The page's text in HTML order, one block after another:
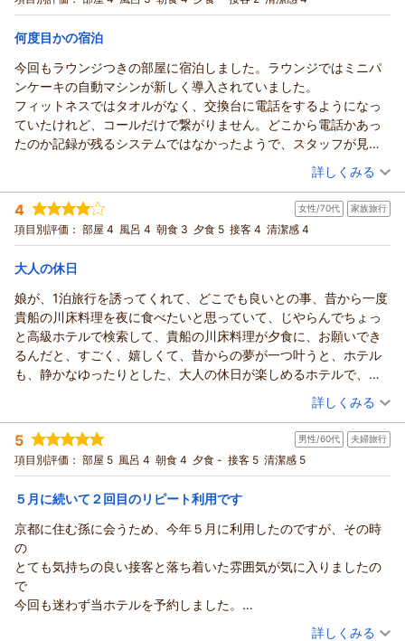
包まれる京都リゾート～（朝食付き）
ツイン 朝のみ
宿泊価格帯： 10,001～11,000円(大人一人あたり/税込)
ザ・プリンス 京都宝ヶ池、オートグラフコレクションからの返信
この度はザ・プリンス 京都宝ヶ池をご利用いただきまして誠に
ありがとうございました。周辺の観光名所やご滞在をお楽しみ
いただけたとのこと、またスタッフ対応について、温かいお言
葉を拝読し、スタッフ一同大変嬉しく存じます。今後もより一
層、お客様にご満足いただけるホテルを目指し、精進してまい
ります。またのご来館を心よりお待ち申し上げております。
（返信日：2026/07/20）
何度目かの宿泊
今回もラウンジつきの部屋に宿泊しました。ラウンジではミニパ
ンケーキの自動マシンが新しく導入されていました。
フィットネスではタオルがなく、交換台に電話をするようになっ
ていたけれど、コールだけで繋がりません。どこから電話かあっ
たのか記録が残るシステムではなかったようで、スタッフが見に
きとくれることはなく、最終的には再度電話して持ってきてもら
（投稿日：2026/07/18）
宿泊時期： 2026年07月宿泊 (夫婦旅行)
投稿者： きみちゃんさん
宿泊プラン： 【じゃらんスペシャルウィーク】～初夏から紅葉まで。自然に
包まれる京都リゾート～（ラウンジ朝食付き）
ツイン 朝のみ
宿泊価格帯：
ザ・プリンス 京都宝ヶ池、オートグラフコレクションからの返信
この度はザ・プリンス 京都宝ヶ池にご宿泊いただき、誠にあり
がとうございます。また、お忙しい中アンケートにご回答いた
だきましたこと、心より御礼申し上げます。クラブラウンジの
パンケーキマシンについて、お寄せいただきましたご評価を大
変嬉しく拝読いたしました。一方で、フィットネスルームのタ
オル補充や電話対応について、いただいたお声を真摯に受け止
め、各署と連携し改善に努めてまいります。今後もお客様に快
適で心地よいご滞在をお楽しみいただけますよう、より一層努
めてまいります。またのお越しをスタッフ一同、心よりお待ち
申しあげております。
詳しくみる
4 女性/70代 家族旅行
項目別評価： 部屋 4 風呂 4 朝食 3 夕食 5 接客 4 清潔感 4
大人の休日
娘が、1泊旅行を誘ってくれて、どこでも良いとの事、昔から一度
貴船の川床料理を夜に食べたいと思っていて、じやらんでちょっ
と高級ホテルで検索して、貴船の川床料理が夕食に、お願いでき
るんだと、すごく、嬉しくて、昔からの夢が一つ叶うと、ホテル
も、静かなゆったりとした、大人の休日が楽しめるホテルで、貴
船のひろやさんのもてなしもお料理の美しいのも、感動、凄い良
い休日を楽しめました。娘も凄く喜んで又行きたいと、ほんとに
素敵な休日でした、
ただ、朝食は思っていたのと、違って、普通で、
ただ、紅茶は絶品でした。とても、美味しかったです。
（投稿日：2026/07/15）
宿泊時期： 2026年07月宿泊 (家族旅行)
投稿者： 夢りんさん
宿泊プラン： 京の奥座敷・貴船 ひろやで愉しむ 川床の夕べ （夕朝食付
き）
ダブル 朝・夕
宿泊価格帯： 30,001円以上(大人一人あたり/税込)
ザ・プリンス 京都宝ヶ池、オートグラフコレクションからの返信
この度はザ・プリンス 京都宝ヶ池にご宿泊いただき、誠にあり
がとうございます。また、お忙しい中アンケートにご回答いた
だきましたこと、心より御礼申し上げます。川床プランの夕食
をご満足いただけたとのこと、お寄せいただきましたご評価を
大変嬉しく拝読する一方で、朝食の内容について、いただいた
詳しくみる
5 男性/60代 夫婦旅行
項目別評価： 部屋 5 風呂 4 朝食 4 夕食 - 接客 5 清潔感 5
５月に続いて２回目のリピート利用です
京都に住む孫に会うため、今年５月に利用したのですが、その時
の
とても気持ちの良い接客と落ち着いた雰囲気が気に入りましたの
で
今回も迷わず当ホテルを予約しました。
車利用なので、京都市内で駐車場が充分ある点もポイント高いで
（投稿日：2026/07/13）
詳しくみる